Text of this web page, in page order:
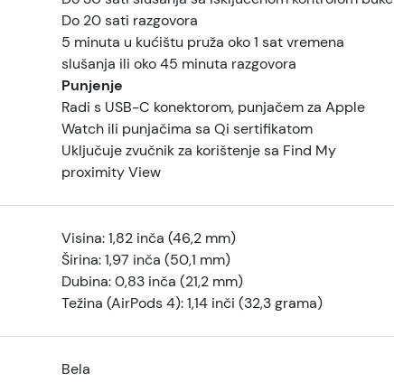
Do 20 sati razgovora
5 minuta u kućištu pruža oko 1 sat vremena
slušanja ili oko 45 minuta razgovora
Punjenje
Radi s USB-C konektorom, punjačem za Apple
Watch ili punjačima sa Qi sertifikatom
Uključuje zvučnik za korištenje sa Find My
proximity View
Visina:1,82 inča (46,2 mm)
Širina:1,97 inča (50,1 mm)
Dubina:0,83 inča (21,2 mm)
Težina (AirPods 4):1,14 inči (32,3 grama)
Bela